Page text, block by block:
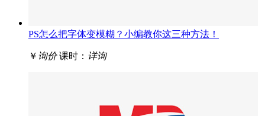
PS怎么把字体变模糊？小编教你这三种方法！
￥ 询价 课时： 详询